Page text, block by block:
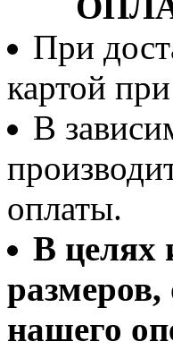
При
картой
В
оплаты.
В целях
размеров,
нашего